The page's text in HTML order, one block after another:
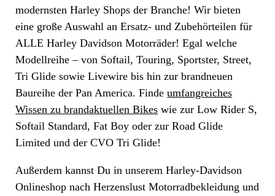
modernsten Harley Shops der Branche! Wir bieten
eine große Auswahl an Ersatz- und Zubehörteilen für
ALLE Harley Davidson Motorräder! Egal welche
Modellreihe – von Softail, Touring, Sportster, Street,
Tri Glide sowie Livewire bis hin zur brandneuen
Baureihe der Pan America. Findeumfangreiches
Wissen zu brandaktuellen Bikes wie zur Low Rider S,
Softail Standard, Fat Boy oder zur Road Glide
Limited und der CVO Tri Glide!
Außerdem kannst Du in unserem Harley-Davidson
Onlineshop nach Herzenslust Motorradbekleidung und